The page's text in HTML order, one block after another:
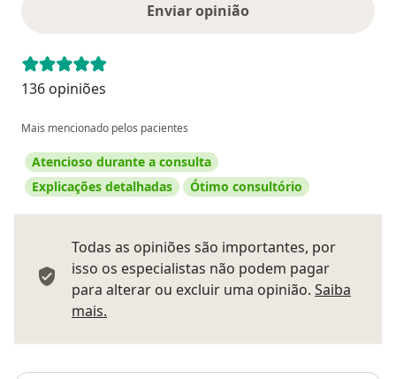
Enviar opinião
136 opiniões
Mais mencionado pelos pacientes
Atencioso durante a consulta
Explicações detalhadas
Ótimo consultório
Todas as opiniões são importantes, por
isso os especialistas não podem pagar
para alterar ou excluir uma opinião. Saiba
mais.